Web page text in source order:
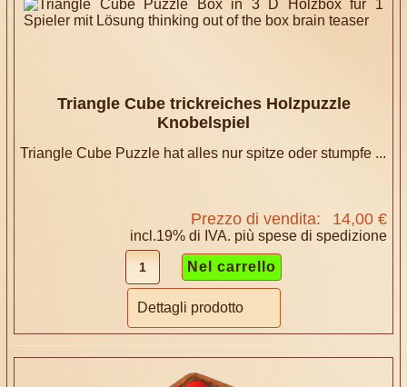
Triangle Cube trickreiches Holzpuzzle
Knobelspiel
Triangle Cube Puzzle hat alles nur spitze oder stumpfe ...
Prezzo di vendita: 14,00 €
incl.19% di IVA. più spese di spedizione
Dettagli prodotto